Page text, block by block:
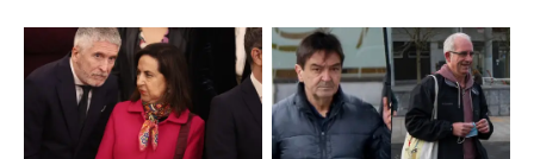
Crisis Migratoria ETA